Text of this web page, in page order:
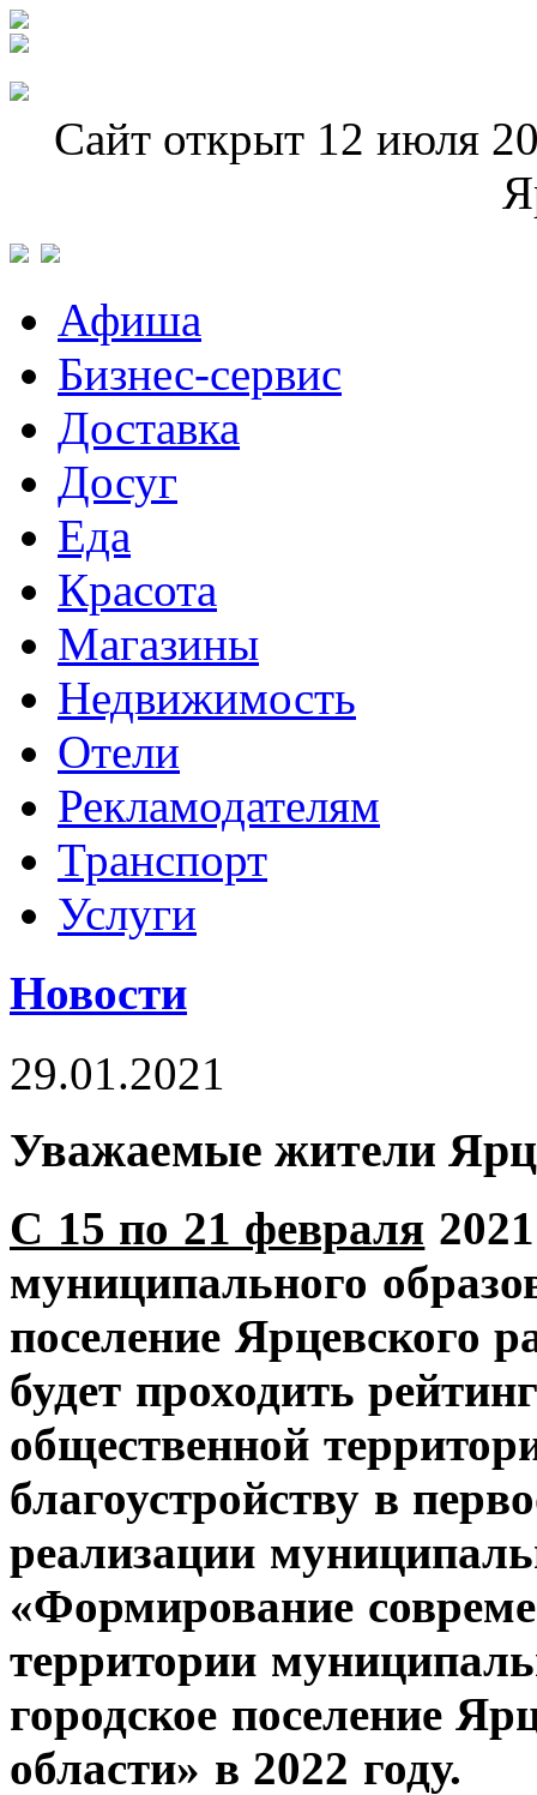
Сайт открыт 12 июля
Афиша
Бизнес-сервис
Доставка
Досуг
Еда
Красота
Магазины
Недвижимость
Отели
Рекламодателям
Транспорт
Услуги
Новости
29.01.2021
Уважаемые жители
С 15 по 21 февраля
муниципального
поселение Ярцевского
будет проходить
общественной
благоустройству в
реализации
«Формирование
территории
городское поселение
области» в 2022 году.